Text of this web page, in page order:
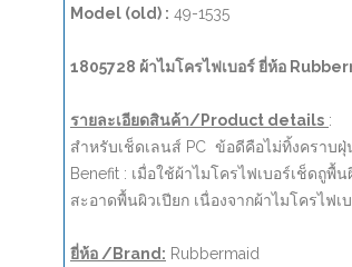
Model (old) : 49-1535
1805728 ผ้าไมโครไฟเบอร์ ยี่ห้อ
รายละเอียดสินค้า/Product details :
สำหรับเช็ดเลนส์ PC ข้อดีคือไม่ทิ้งคราบ
Benefit : เมื่อใช้ผ้าไมโครไฟเบอร์เช็ดถู
สะอาดพื้นผิวเปียก เนื่องจากผ้าไมโครไฟ
ยี่ห้อ /Brand: Rubbermaid